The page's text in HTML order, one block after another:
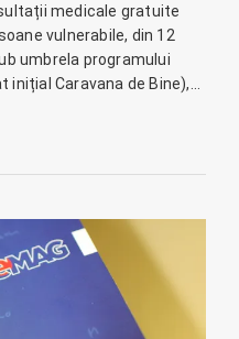
medicale gratuite
vulnerabile, din 12
umbrela programului
Caravana de Bine),…